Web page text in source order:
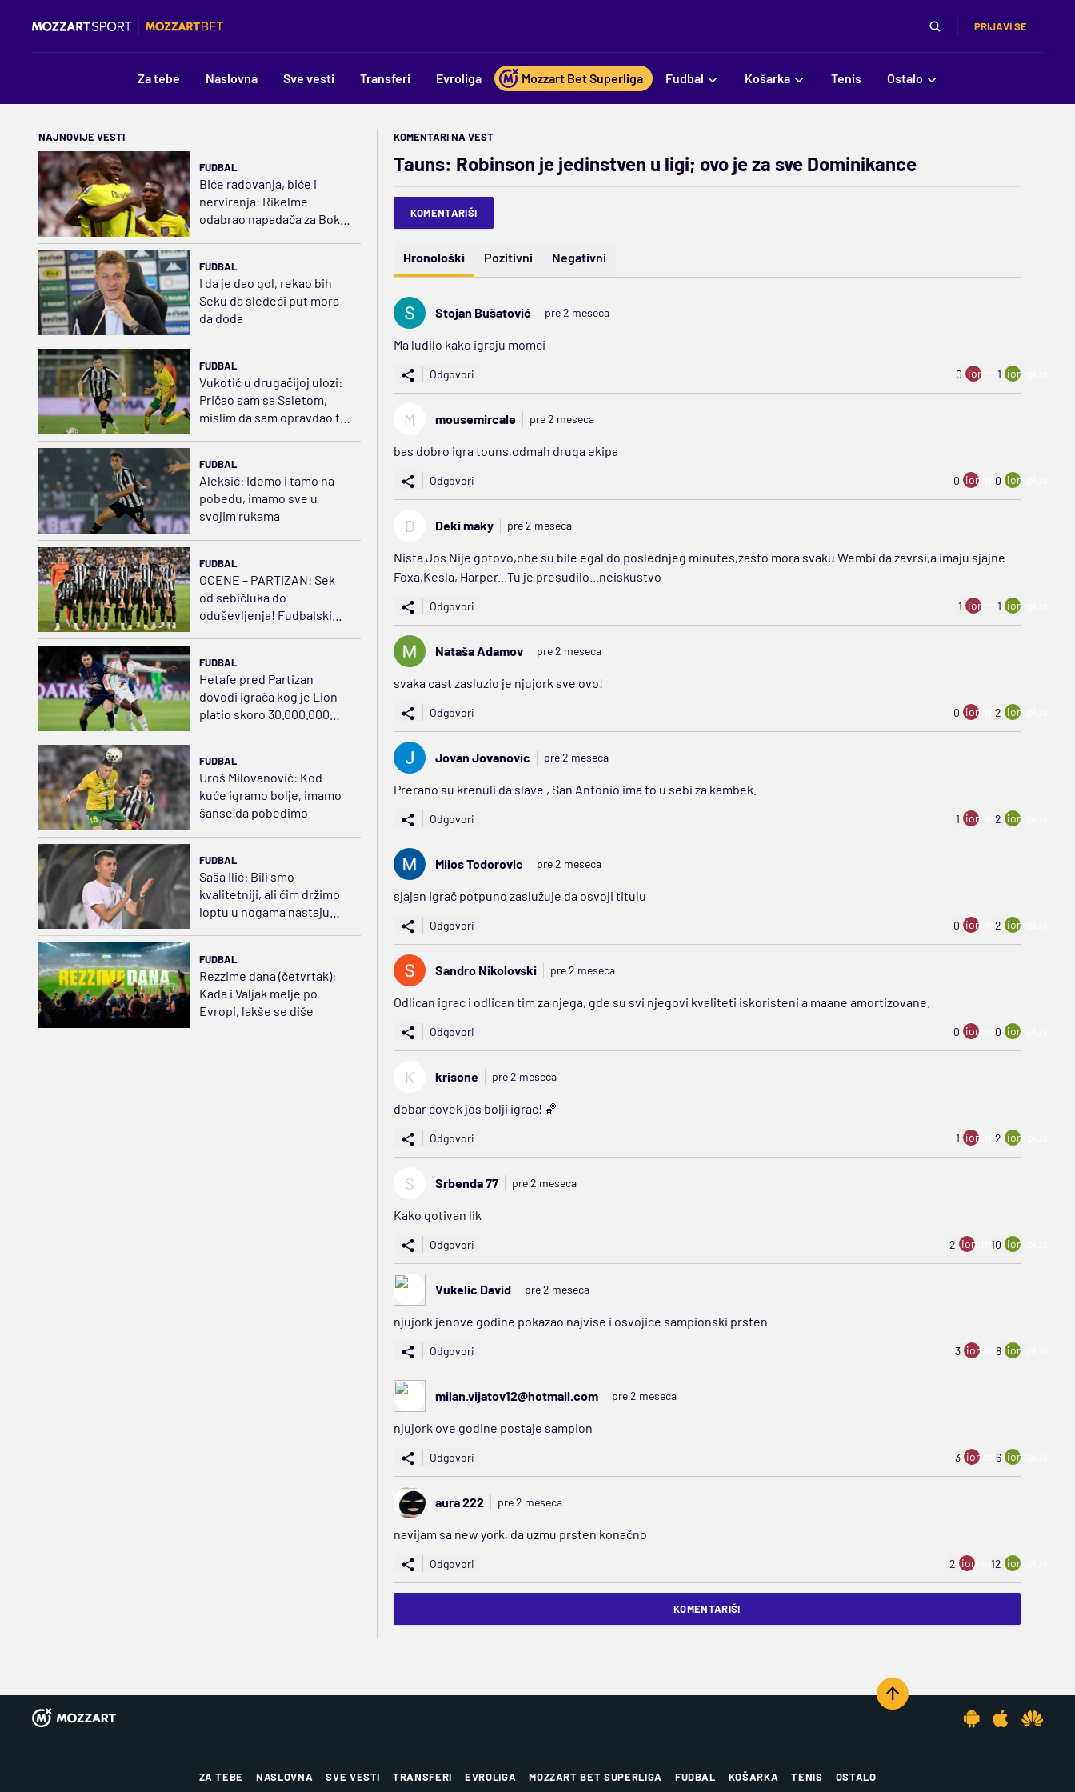
PRIJAVI SE
Za tebe Naslovna Sve vesti Transferi Evroliga Mozzart Bet Superliga Fudbal Košarka Tenis Ostalo
NAJNOVIJE VESTI
FUDBAL
Biće radovanja, biće i
nerviranja: Rikelme
odabrao napadača za Boku
FUDBAL
I da je dao gol, rekao bih
Seku da sledeći put mora
da doda
FUDBAL
Vukotić u drugačijoj ulozi:
Pričao sam sa Saletom,
mislim da sam opravdao tu
FUDBAL
Aleksić: Idemo i tamo na
pobedu, imamo sve u
svojim rukama
FUDBAL
OCENE – PARTIZAN: Sek
od sebičluka do
oduševljenja! Fudbalski
FUDBAL
Hetafe pred Partizan
dovodi igrača kog je Lion
platio skoro 30.000.000
FUDBAL
Uroš Milovanović: Kod
kuće igramo bolje, imamo
šanse da pobedimo
FUDBAL
Saša Ilić: Bili smo
kvalitetniji, ali čim držimo
loptu u nogama nastaju
FUDBAL
Rezzime dana (četvrtak):
Kada i Valjak melje po
Evropi, lakše se diše
KOMENTARI NA VEST
Tauns: Robinson je jedinstven u ligi; ovo je za sve Dominikance
KOMENTARIŠI
Hronološki Pozitivni Negativni
Stojan Bušatović pre 2 meseca
Ma ludilo kako igraju momci
Odgovori 0 ion:minus
1 ion:plus
M mousemircale pre 2 meseca
bas dobro igra touns,odmah druga ekipa
Odgovori 0 ion:minus
0 ion:plus
D Deki maky pre 2 meseca
Nista Jos Nije gotovo,obe su bile egal do poslednjeg minutes,zasto mora svaku Wembi da zavrsi,a imaju sjajne
Foxa,Kesla, Harper...Tu je presudilo...neiskustvo
Odgovori 1 ion:minus
1 ion:plus
Nataša Adamov pre 2 meseca
svaka cast zasluzio je njujork sve ovo!
Odgovori 0 ion:minus
2 ion:plus
Jovan Jovanovic pre 2 meseca
Prerano su krenuli da slave , San Antonio ima to u sebi za kambek.
Odgovori 1 ion:minus
2 ion:plus
Milos Todorovic pre 2 meseca
sjajan igrač potpuno zaslužuje da osvoji titulu
Odgovori 0 ion:minus
2 ion:plus
Sandro Nikolovski pre 2 meseca
Odlican igrac i odlican tim za njega, gde su svi njegovi kvaliteti iskoristeni a maane amortizovane.
Odgovori 0 ion:minus
0 ion:plus
K krisone pre 2 meseca
dobar covek jos bolji igrac! 🏀
Odgovori 1 ion:minus
2 ion:plus
S Srbenda 77 pre 2 meseca
Kako gotivan lik
Odgovori 2 ion:minus
10 ion:plus
Vukelic David pre 2 meseca
njujork jenove godine pokazao najvise i osvojice sampionski prsten
Odgovori 3 ion:minus
8 ion:plus
milan.vijatov12@hotmail.com pre 2 meseca
njujork ove godine postaje sampion
Odgovori 3 ion:minus
6 ion:plus
aura 222 pre 2 meseca
navijam sa new york, da uzmu prsten konačno
Odgovori 2 ion:minus
12 ion:plus
KOMENTARIŠI
ZA TEBE NASLOVNA SVE VESTI TRANSFERI EVROLIGA MOZZART BET SUPERLIGA FUDBAL KOŠARKA TENIS OSTALO